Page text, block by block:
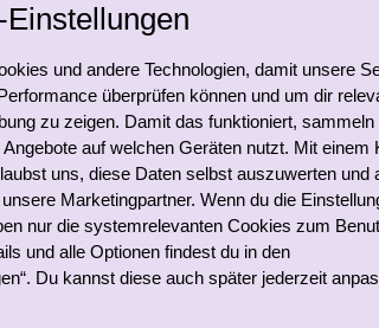
* Die mit einem Stern (*) markierten Felder
Newsletter
und andere Technologien, damit unsere
überprüfen können und um dir
zu zeigen. Damit das funktioniert,
auf welchen Geräten nutzt. Mit einem
uns, diese Daten selbst auszuwerten und
Marketingpartner. Wenn du die
nur die systemrelevanten Cookies zum
und alle Optionen findest du in den
Du kannst diese auch später jederzeit